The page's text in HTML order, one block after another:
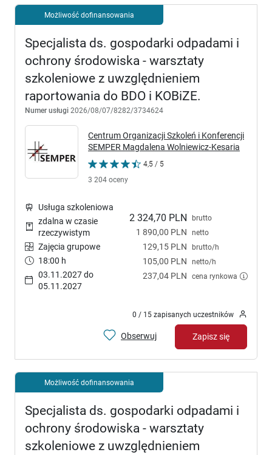
Możliwość dofinansowania
Specjalista ds. gospodarki odpadami i
ochrony środowiska - warsztaty
szkoleniowe z uwzględnieniem
raportowania do BDO i KOBiZE.
Numer usługi 2026/08/07/8282/3734624
Centrum Organizacji Szkoleń i Konferencji
SEMPER Magdalena Wolniewicz-Kesaria
4,5 / 5
3 204 oceny
2 324,70 PLN brutto
1 890,00 PLN netto
129,15 PLN brutto/h
105,00 PLN netto/h
237,04 PLN cena rynkowa
Usługa szkoleniowa
zdalna w czasie
rzeczywistym
Zajęcia grupowe
18:00 h
03.11.2027 do
05.11.2027
0 / 15 zapisanych uczestników
Obserwuj Zapisz się
Możliwość dofinansowania
Specjalista ds. gospodarki odpadami i
ochrony środowiska - warsztaty
szkoleniowe z uwzględnieniem